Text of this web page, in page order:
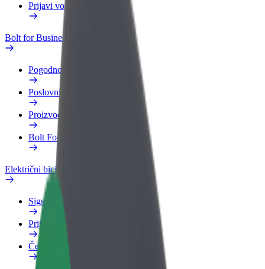
Prijavi vozilo
Bolt for Business
Pogodnosti
Poslovni profil
Proizvodi
Bolt Food za poslovne korisnike
Električni bicikli
Sigurnosni laboratorij
Prijavi problem
Često postavljana pitanja